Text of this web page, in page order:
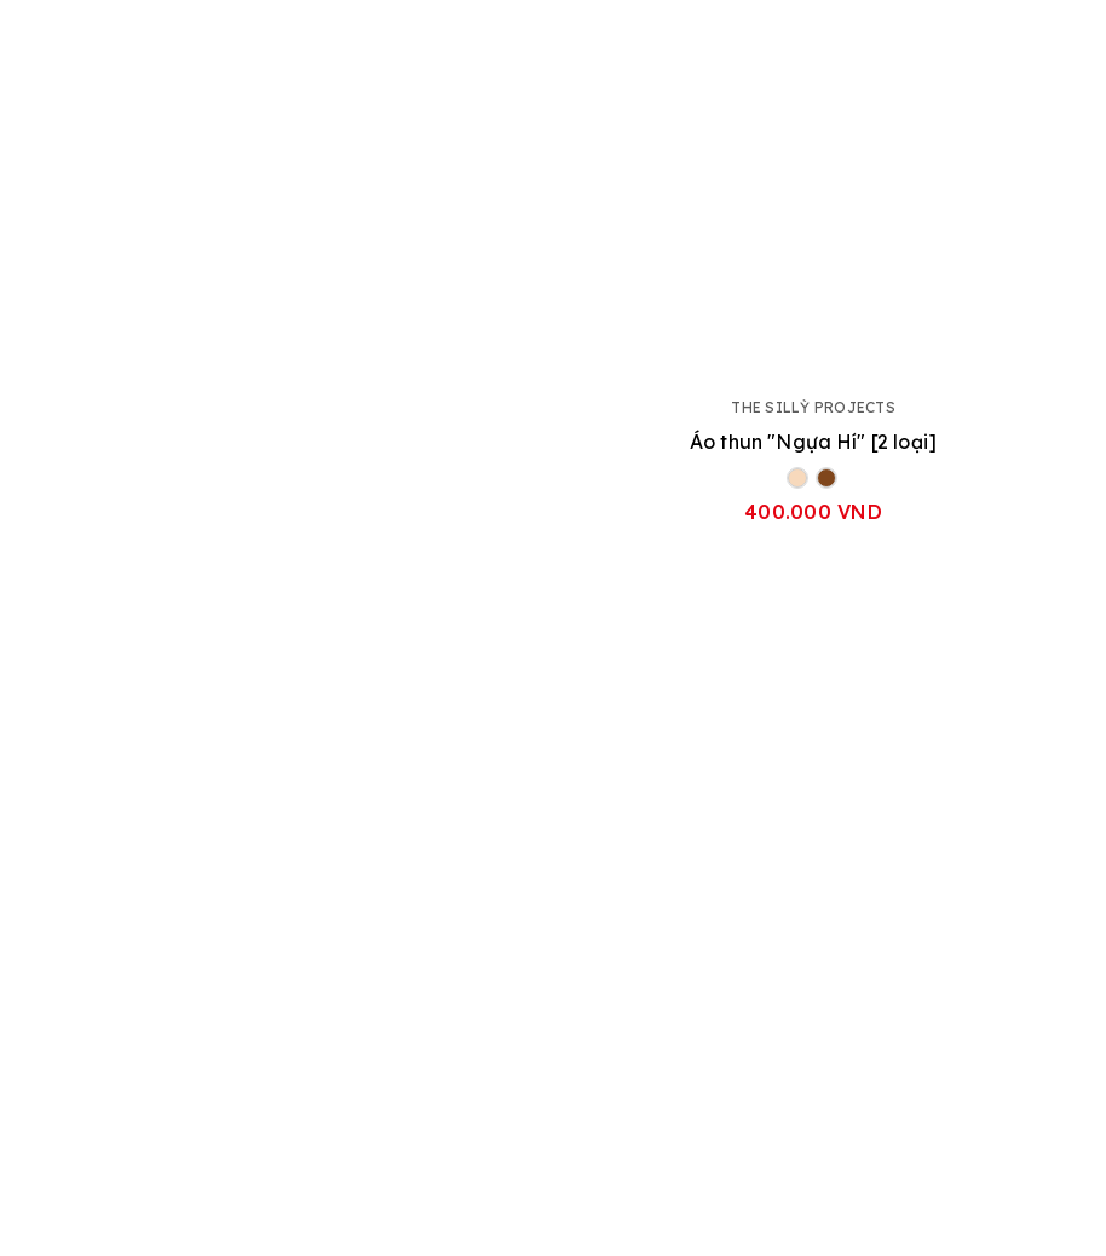
THE SILLỲ PROJECTS
Áo thun "Ngựa Hí" [2 loại]
400.000 VND